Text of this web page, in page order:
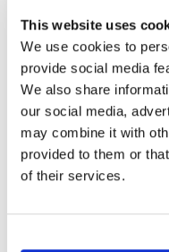
This website uses
We use cookies to
provide social media
We also share
our social media,
may combine it with
provided to them or
of their services.
Standard qualitativi
ai test di carico
L’ufficio Tecnicoe il
la validità di No-Flex